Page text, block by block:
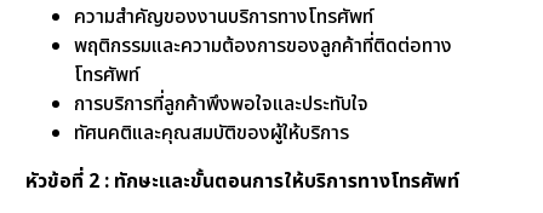
ความสำคัญของงานบริการทางโทรศัพท์
พฤติกรรมและความต้องการของลูกค้าที่ติดต่อทาง
โทรศัพท์
การบริการที่ลูกค้าพึงพอใจและประทับใจ
ทัศนคติและคุณสมบัติของผู้ให้บริการ
หัวข้อที่ 2 : ทักษะและขั้นตอนการให้บริการทางโทรศัพท์